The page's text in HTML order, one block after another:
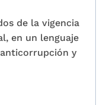
de la vigencia
en un lenguaje
y